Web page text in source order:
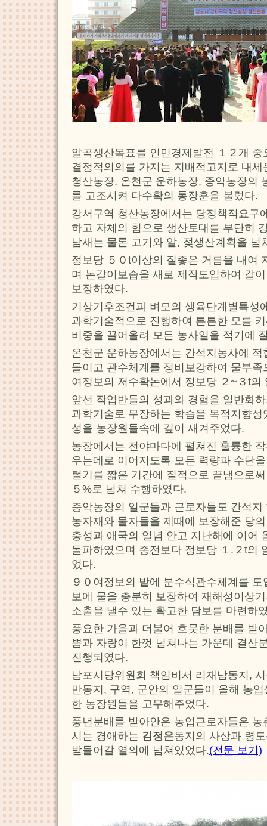
알곡생산목표를 인민경제발전 １２개
결정적의의를 가지는 지배적고지로 내
청산농장, 온천군 운하농장, 증악농장의
를 고조시켜 다수확의 통장훈을 불렀다.
강서구역 청산농장에서는 당정책적요구
하고 자체의 힘으로 생산토대를 부단히
남새는 물론 고기와 알, 젖생산계획을 넘
정보당 ５０t이상의 질좋은 거름을 내여
며 논갈이보습을 새로 제작도입하여 갈
보장하였다.
기상기후조건과 벼모의 생육단계별특성
과학기술적으로 진행하여 튼튼한 모를
비중을 끌어올려 모든 농사일을 적기에
온천군 운하농장에서는 간석지농사에
들이고 관수체계를 정비보강하여 물부
여정보의 저수확논에서 정보당 ２~３t의
앞선 작업반들의 성과와 경험을 일반화
과학기술로 무장하는 학습을 목적지향
성을 농장원들속에 깊이 새겨주었다.
농장에서는 전야마다에 펼쳐진 훌륭한
우는데로 이어지도록 모든 력량과 수단
털기를 짧은 기간에 질적으로 끝냄으로
５%로 넘쳐 수행하였다.
증악농장의 일군들과 근로자들도 간석
농자재와 물자들을 제때에 보장해준 당
충성과 애국의 일념 안고 지난해에 이어
돌파하였으며 종전보다 정보당 １.２t의
었다.
９０여정보의 밭에 분수식관수체계를
보에 물을 충분히 보장하여 재해성이상
소출을 낼수 있는 확고한 담보를 마련하
풍요한 가을과 더불어 흐뭇한 분배를 받
쁨과 자랑이 한껏 넘쳐나는 가운데 결산
진행되였다.
남포시당위원회 책임비서 리재남동지,
만동지, 구역, 군안의 일군들이 올해 농
한 농장원들을 고무해주었다.
풍년분배를 받아안은 농업근로자들은
시는 경애하는 김정은동지의 사상과 령
받들어갈 열의에 넘쳐있었다.(전문 보기)